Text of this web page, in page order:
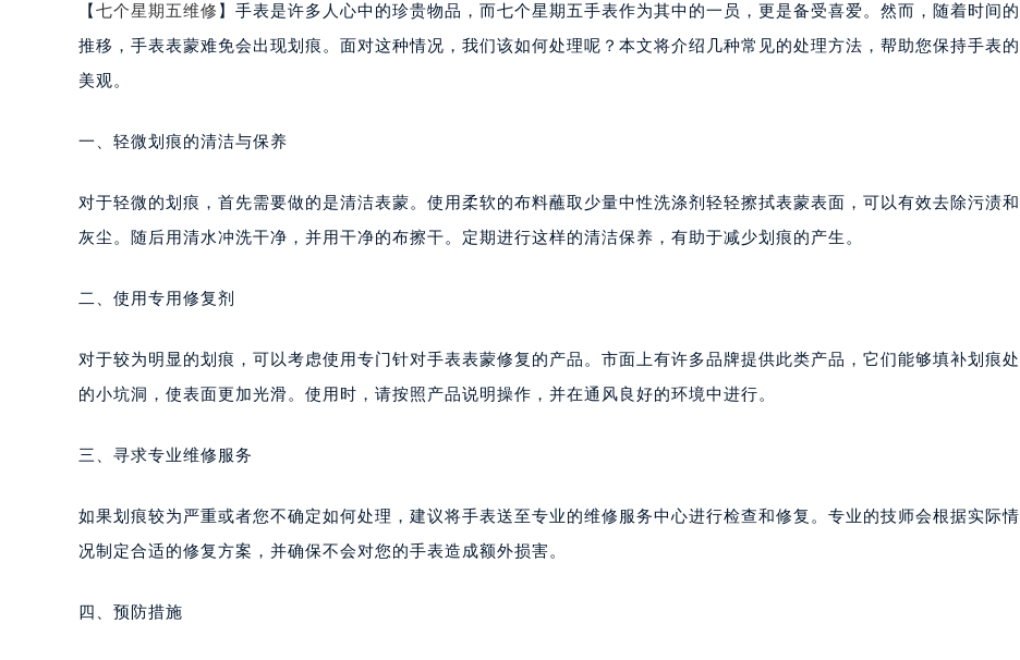
绍兴市越城区胜利东路379号世茂天际中心写字楼8层805室（需提前预约）
嘉兴市南湖区广益路705号嘉兴世界贸易中心写字楼A座13层1304室（需提前预约）
广州市天河区天河路230号万菱汇国际中心写字楼A塔7层704室（需提前预约）
深圳市罗湖区深南东路5001号华润大厦写字楼17层1701室（需提前预约）
惠州市惠城区江北文昌一路7号华贸大厦写字楼1座30层05室（需提前预约）
福州市鼓楼区五四路128-1号恒力城写字楼15层03室（需提前预约）
重庆市江北区观音桥步行街2号融恒时代广场写字楼9层902室（需提前预约）
郑州市二七区铭功路10号华润大厦写字楼29层2905室（需提前预约）
沈阳市沈河区中街路137号亨得利名表服务中心（品牌授权店）1层整层（需提前预约）
乌鲁木齐市天山区红山路26号时代广场（CCMALL）C座17层17-B（需提前预约）
温州市鹿城区锦绣路1067号置信广场10层1015室（需提前预约）
【 七个星期五维修 】手表是许多人心中的珍贵物品，而七个星期五手表作为其中的一员，更是备受喜爱。然而，随着时间的
推移，手表表蒙难免会出现划痕。面对这种情况，我们该如何处理呢？本文将介绍几种常见的处理方法，帮助您保持手表的
美观。
一、轻微划痕的清洁与保养
对于轻微的划痕，首先需要做的是清洁表蒙。使用柔软的布料蘸取少量中性洗涤剂轻轻擦拭表蒙表面，可以有效去除污渍和
灰尘。随后用清水冲洗干净，并用干净的布擦干。定期进行这样的清洁保养，有助于减少划痕的产生。
二、使用专用修复剂
对于较为明显的划痕，可以考虑使用专门针对手表表蒙修复的产品。市面上有许多品牌提供此类产品，它们能够填补划痕处
的小坑洞，使表面更加光滑。使用时，请按照产品说明操作，并在通风良好的环境中进行。
三、寻求专业维修服务
如果划痕较为严重或者您不确定如何处理，建议将手表送至专业的维修服务中心进行检查和修复。专业的技师会根据实际情
况制定合适的修复方案，并确保不会对您的手表造成额外损害。
四、预防措施